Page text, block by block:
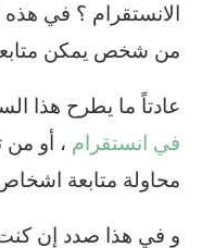
الانستقرام ؟ في
من شخص يمكن
عادتاً ما يطرح هذا
في انستقرام ، أو من
محاولة متابعة
و في هذا صدد إن كنت